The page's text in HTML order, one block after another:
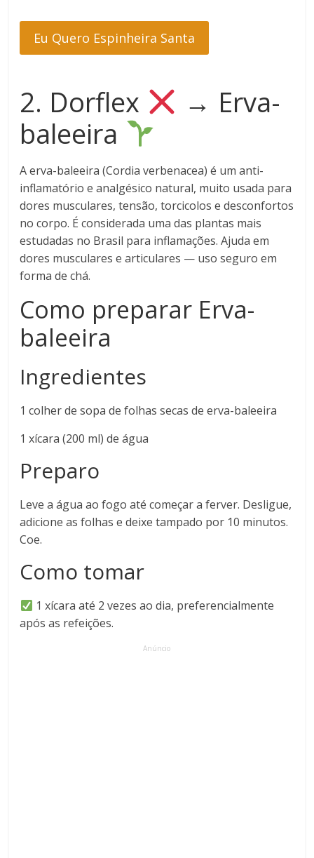
Eu Quero Espinheira Santa
2. Dorflex → Erva-
baleeira
A erva-baleeira (Cordia verbenacea) é um anti-
inflamatório e analgésico natural, muito usada para
dores musculares, tensão, torcicolos e desconfortos
no corpo. É considerada uma das plantas mais
estudadas no Brasil para inflamações. Ajuda em
dores musculares e articulares — uso seguro em
forma de chá.
Como preparar Erva-
baleeira
Ingredientes
1 colher de sopa de folhas secas de erva-baleeira
1 xícara (200 ml) de água
Preparo
Leve a água ao fogo até começar a ferver. Desligue,
adicione as folhas e deixe tampado por 10 minutos.
Coe.
Como tomar
1 xícara até 2 vezes ao dia, preferencialmente
após as refeições.
Anúncio